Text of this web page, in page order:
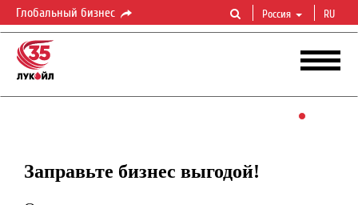
Глобальный бизнес Россия RU
Заправьте бизнес выгодой!